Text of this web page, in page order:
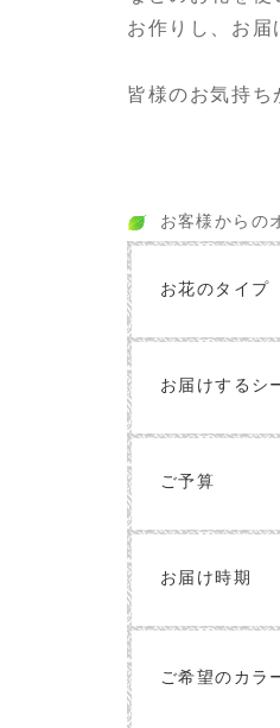
お作りし、お届
皆様のお気持ち
お客様からの
お花のタイプ
お届けするシ
ご予算
お届け時期
ご希望のカラ